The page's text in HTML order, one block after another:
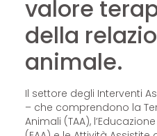
valore
della
animale.
Il settore degli Interventi
– che comprendono la
Animali (TAA),